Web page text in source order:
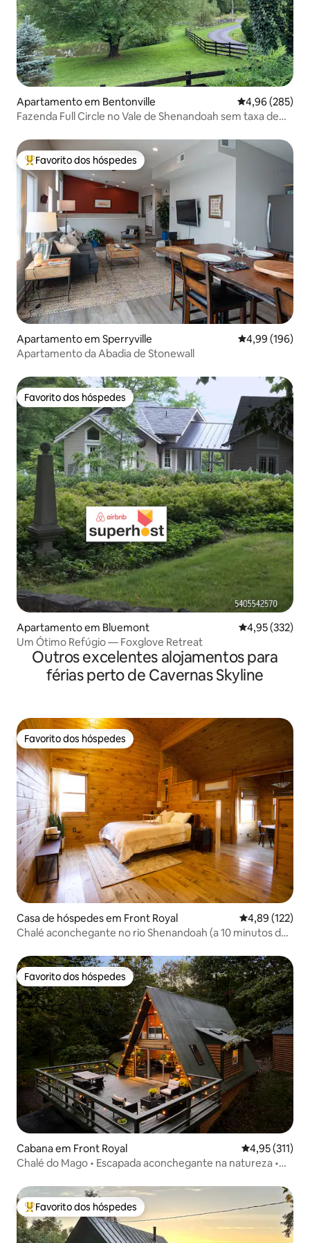
Apartamento em Bentonville Classificação
4,96 (285)
Fazenda Full Circle no Vale de Shenandoah sem taxa de
Favoritos dos hóspedes mais apreciados
Favorito dos hóspedes
Apartamento em Sperryville Classificação
4,99 (196)
Apartamento da Abadia de Stonewall
Favorito dos hóspedes
Favorito dos hóspedes
Apartamento em Bluemont Classificação
4,95 (332)
Um Ótimo Refúgio — Foxglove Retreat
Outros excelentes alojamentos para
férias perto de Cavernas Skyline
Favorito dos hóspedes
Favorito dos hóspedes
Casa de hóspedes em Front Royal Classificação
4,89 (122)
Chalé aconchegante no rio Shenandoah (a 10 minutos do
Favorito dos hóspedes
Favorito dos hóspedes
Cabana em Front Royal Classificação
4,95 (311)
Chalé do Mago • Escapada aconchegante na natureza •
Favoritos dos hóspedes mais apreciados
Favorito dos hóspedes